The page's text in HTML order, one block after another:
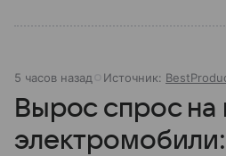
5 часов назад Источник:
Вырос спрос на